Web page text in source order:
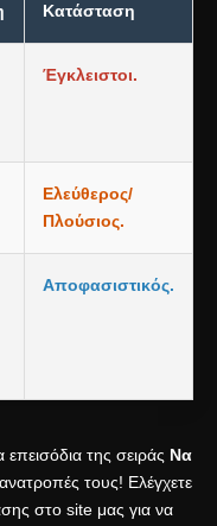
Κατάσταση
Έγκλειστοι.
Ελεύθερος/
Πλούσιος.
Αποφασιστικός.
επεισόδια της σειράς Να
τους! Ελέγχετε
στο site μας για να